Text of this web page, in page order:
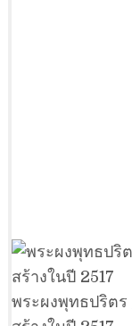
พระผงพุทธปริตร